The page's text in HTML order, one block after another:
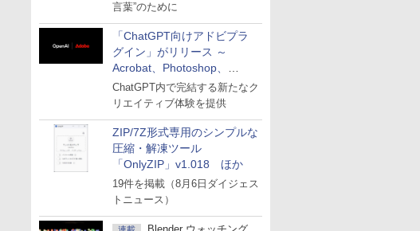
言葉”のために
「ChatGPT向けアドビプラ
グイン」がリリース ～
Acrobat、Photoshop、
Premiereなどの機能を1つの
プラグインに統合
ChatGPT内で完結する新たなク
リエイティブ体験を提供
ZIP/7Z形式専用のシンプルな
圧縮・解凍ツール
「OnlyZIP」v1.018 ほか
19件を掲載（8月6日ダイジェス
トニュース）